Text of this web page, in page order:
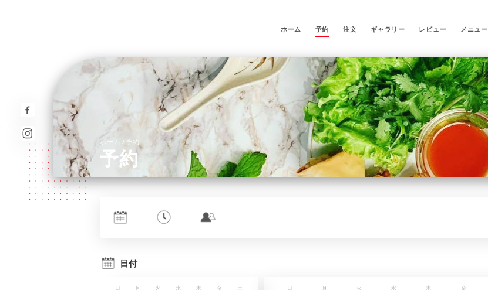
ホーム 予約 注文 ギャラリー レビュー メニュー
ホーム/ 予約
予約